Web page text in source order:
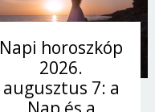
Napi horoszkóp
2026.
augusztus 7: a